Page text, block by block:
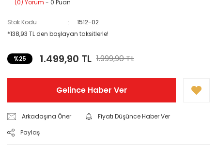
(0) Yorum - 0 Puan
Stok Kodu
1512-02
*138,93 TL den başlayan taksitlerle!
%25 1.499,90 TL 1.999,90 TL
Gelince Haber Ver
Arkadaşına Öner
Fiyatı Düşünce Haber Ver
Paylaş